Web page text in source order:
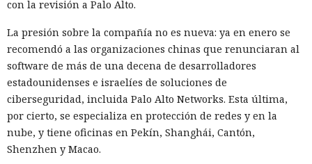
con la revisión a Palo Alto.
La presión sobre la compañía no es nueva: ya en enero se
recomendó a las organizaciones chinas que renunciaran al
software de más de una decena de desarrolladores
estadounidenses e israelíes de soluciones de
ciberseguridad, incluida Palo Alto Networks. Esta última,
por cierto, se especializa en protección de redes y en la
nube, y tiene oficinas en Pekín, Shanghái, Cantón,
Shenzhen y Macao.